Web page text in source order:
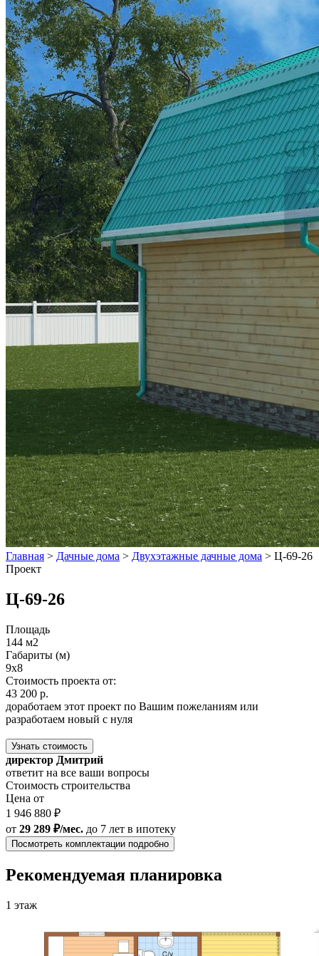
Главная > Дачные дома > Двухэтажные дачные дома > Ц-69-26
Проект
Ц-69-26
Площадь
144 м2
Габариты (м)
9x8
Стоимость проекта от:
43 200 р.
доработаем этот проект по Вашим пожеланиям или
разработаем новый с нуля
Узнать стоимость
директор Дмитрий
ответит на все ваши вопросы
Стоимость строительства
Цена от
1 946 880 ₽
от 29 289 ₽/мес. до 7 лет в ипотеку
Посмотреть комплектации подробно
Рекомендуемая планировка
1 этаж